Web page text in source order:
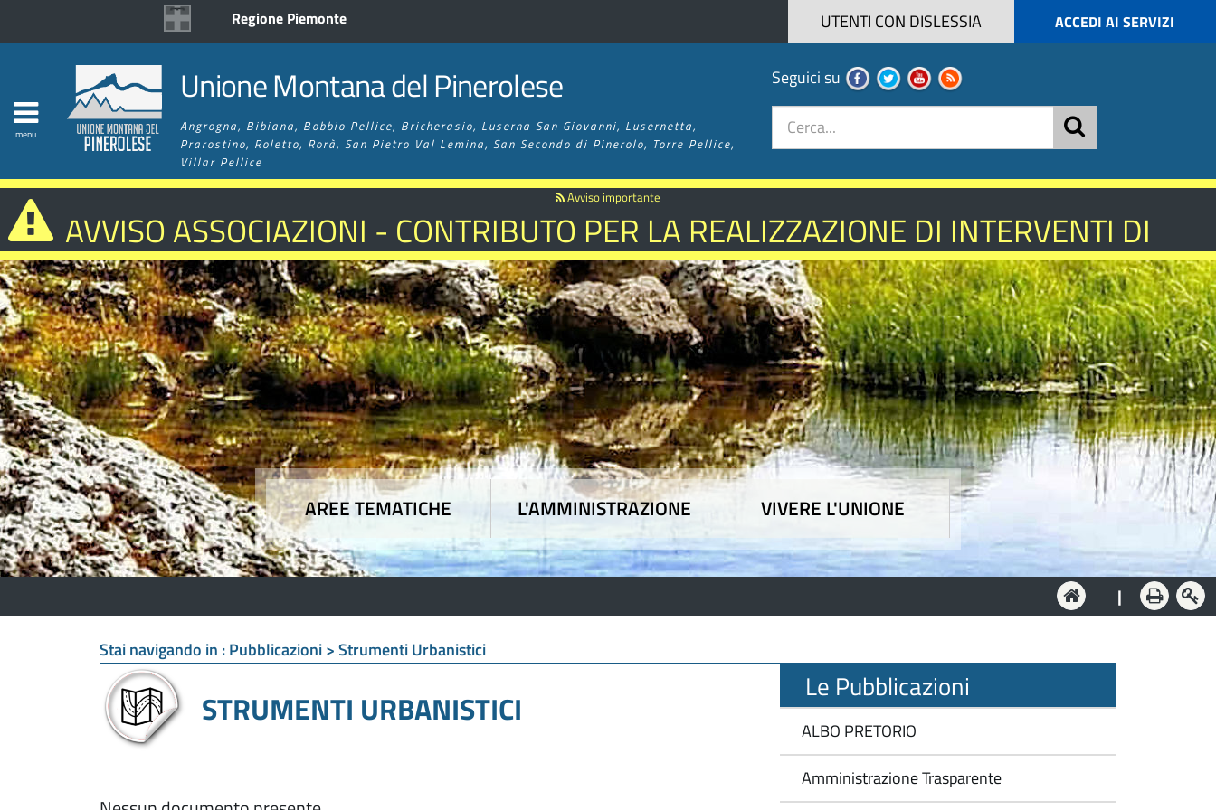
Regione Piemonte ACCEDI AI SERVIZI
UTENTI CON DISLESSIA
menu
Unione Montana del Pinerolese
Angrogna, Bibiana, Bobbio Pellice, Bricherasio, Luserna San Giovanni, Lusernetta,
Prarostino, Roletto, Rorà, San Pietro Val Lemina, San Secondo di Pinerolo, Torre Pellice,
Villar Pellice
Seguici su
AREE TEMATICHE L'AMMINISTRAZIONE VIVERE L'UNIONE
Avviso importante
AVVISO ASSOCIAZIONI - CONTRIBUTO PER LA REALIZZAZIONE DI INTERVENTI DI
MIGLIORAMENTO RETE SENTIERISTICA ED ESCURSIONISTICA - ANNO 2026
|
Stai navigando in :Pubblicazioni > Strumenti Urbanistici
STRUMENTI URBANISTICI
Le Pubblicazioni
ALBO PRETORIO
Amministrazione Trasparente